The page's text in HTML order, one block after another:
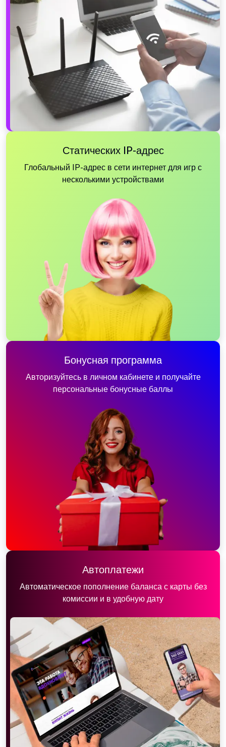
Статических IP-адрес
Глобальный IP-адрес в сети интернет для игр с
несколькими устройствами
Бонусная программа
Авторизуйтесь в личном кабинете и получайте
персональные бонусные баллы
Автоплатежи
Автоматическое пополнение баланса с карты без
комиссии и в удобную дату